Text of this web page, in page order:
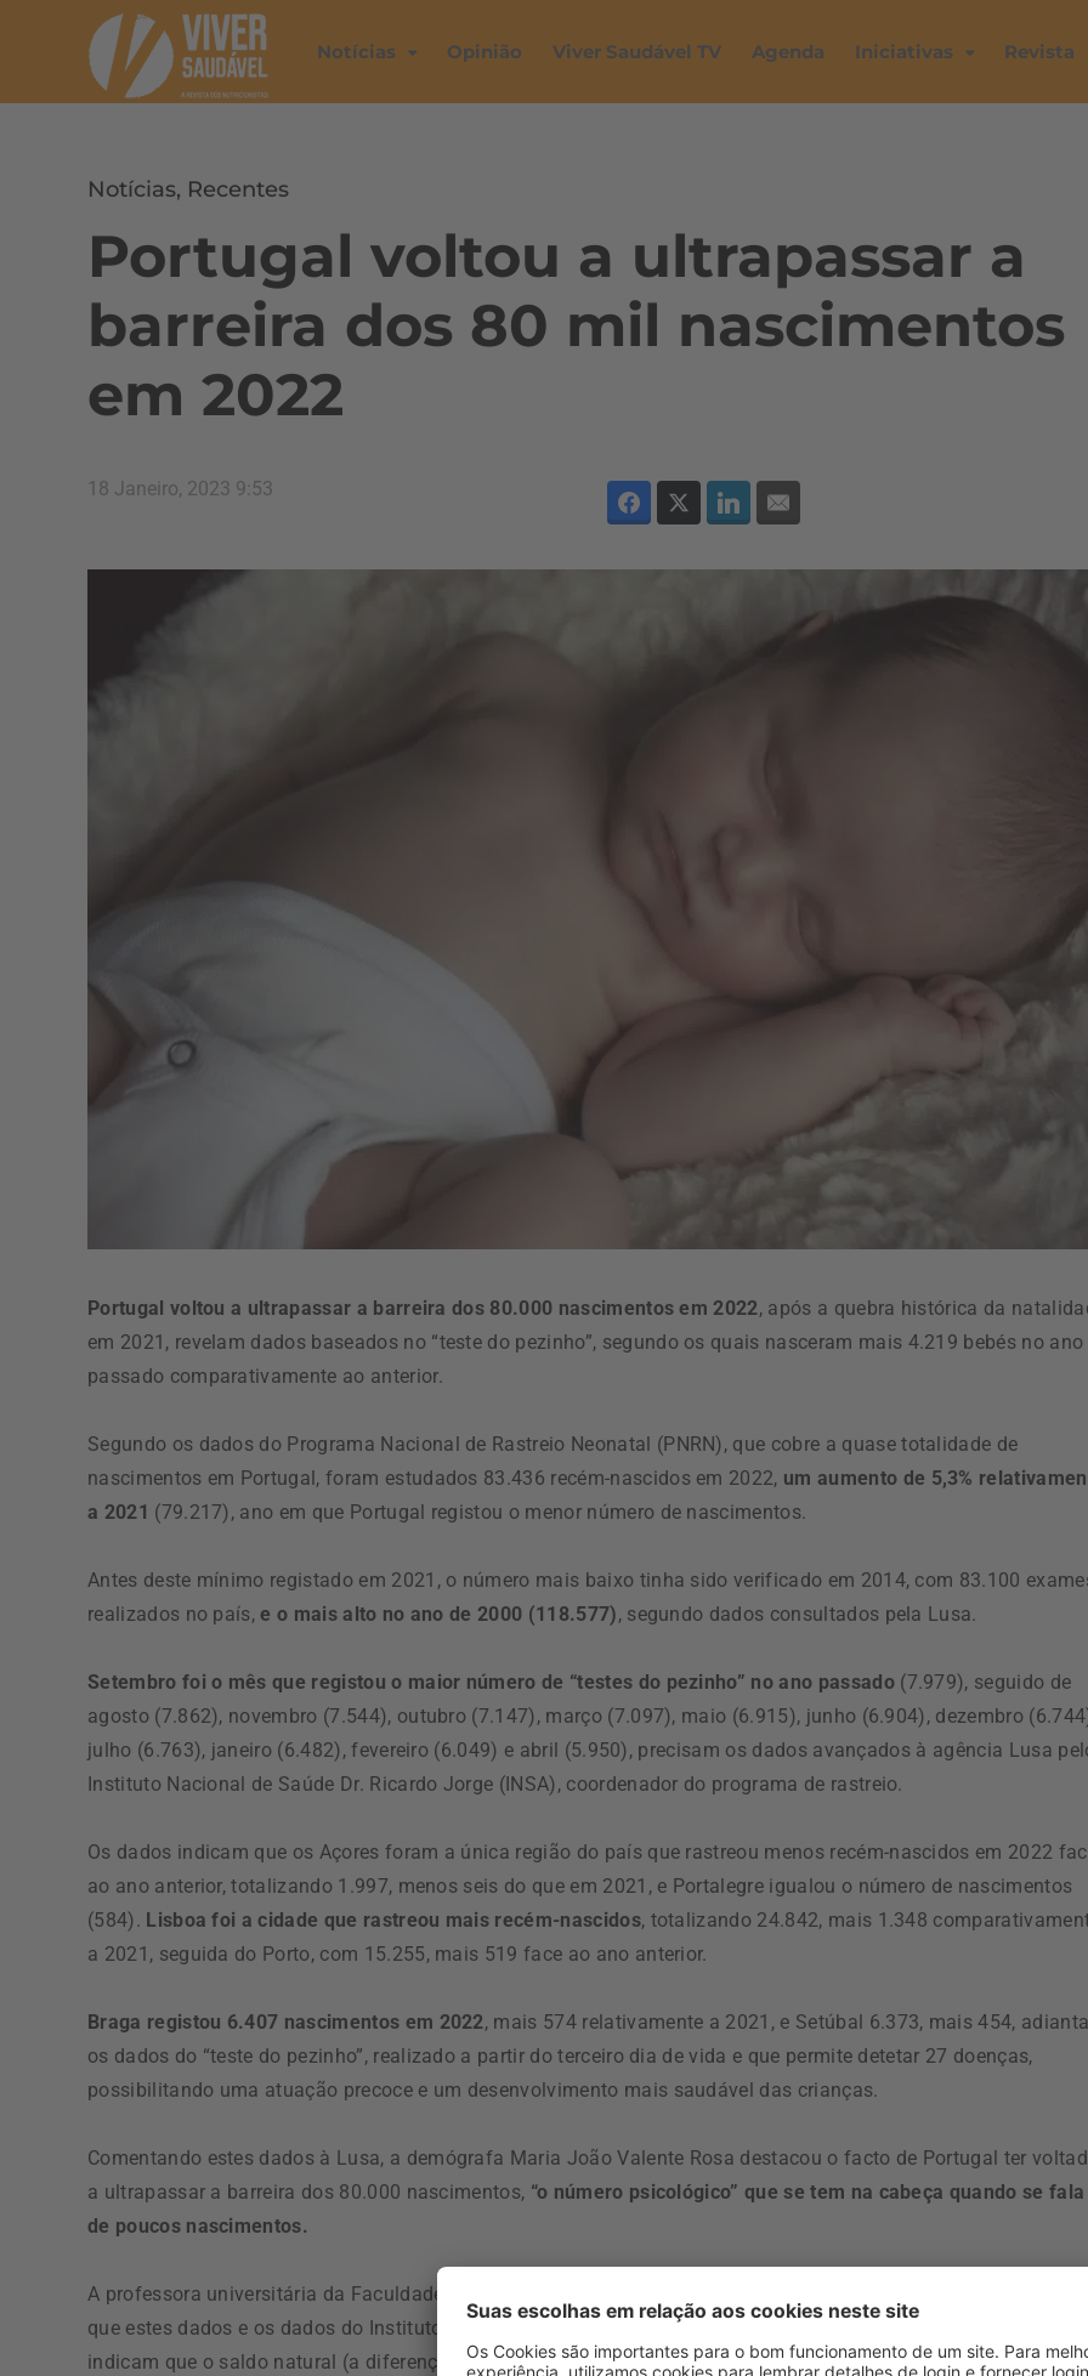
Notícias Opinião Viver Saudável TV Agenda Iniciativas Revista
Notícias, Recentes
Portugal voltou a ultrapassar a
barreira dos 80 mil nascimentos
em 2022
18 Janeiro, 2023 9:53
Portugal voltou a ultrapassar a barreira dos 80.000 nascimentos em 2022, após a quebra histórica da
em 2021, revelam dados baseados no “teste do pezinho”, segundo os quais nasceram mais 4.219 bebés no ano
passado comparativamente ao anterior.
Segundo os dados do Programa Nacional de Rastreio Neonatal (PNRN), que cobre a quase totalidade de
nascimentos em Portugal, foram estudados 83.436 recém-nascidos em 2022, um aumento de 5,3%
a 2021 (79.217), ano em que Portugal registou o menor número de nascimentos.
Antes deste mínimo registado em 2021, o número mais baixo tinha sido verificado em 2014, com 83.100
realizados no país,e o mais alto no ano de 2000 (118.577), segundo dados consultados pela Lusa.
Setembro foi o mês que registou o maior número de “testes do pezinho” no ano passado(7.979), seguido de
agosto (7.862), novembro (7.544), outubro (7.147), março (7.097), maio (6.915), junho (6.904), dezembro
julho (6.763), janeiro (6.482), fevereiro (6.049) e abril (5.950), precisam os dados avançados à agência Lusa
Instituto Nacional de Saúde Dr. Ricardo Jorge (INSA), coordenador do programa de rastreio.
Os dados indicam que os Açores foram a única região do país que rastreou menos recém-nascidos em 2022
ao ano anterior, totalizando 1.997, menos seis do que em 2021, e Portalegre igualou o número de nascimentos
(584). Lisboa foi a cidade que rastreou mais recém-nascidos, totalizando 24.842, mais 1.348
a 2021, seguida do Porto, com 15.255, mais 519 face ao ano anterior.
Braga registou 6.407 nascimentos em 2022, mais 574 relativamente a 2021, e Setúbal 6.373, mais 454,
os dados do “teste do pezinho”, realizado a partir do terceiro dia de vida e que permite detetar 27 doenças,
possibilitando uma atuação precoce e um desenvolvimento mais saudável das crianças.
Comentando estes dados à Lusa, a demógrafa Maria João Valente Rosa destacou o facto de Portugal ter
a ultrapassar a barreira dos 80.000 nascimentos, “o número psicológico” que se tem na cabeça quando se fala
de poucos nascimentos.
A professora universitária da Faculdade de Ciências Sociais e Humanas da Universidade Nova de Lisboa
que estes dados e os dados do Instituto Nacional de Estatística, que reportam a novembro de 2022, também
indicam que o saldo natural (a diferença entre os que nascem e os que morrem)será “menos baixo do que em